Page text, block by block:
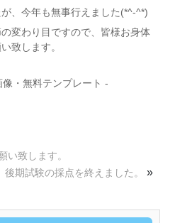
、今年も無事行えました(*^-^*)
変わり目ですので、皆様お身体
致します。
い致します。
後期試験の採点を終えました。
»